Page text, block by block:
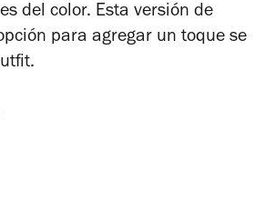
del color. Esta versión de
para agregar un toque se